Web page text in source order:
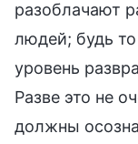
разоблачают
людей; будь
уровень
Разве это не
должны